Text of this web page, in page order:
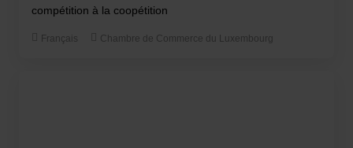
compétition à la coopétition
Français Chambre de Commerce du Luxembourg